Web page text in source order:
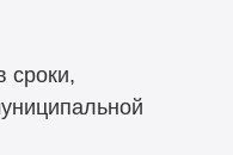
сроки,